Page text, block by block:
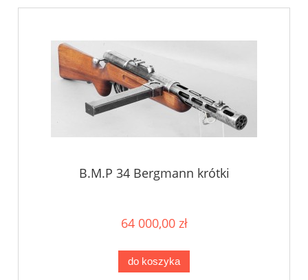
B.M.P 34 Bergmann krótki
64 000,00 zł
do koszyka